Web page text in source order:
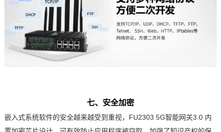
七、安全加密
嵌入式系统软件的安全越来越受到重视，FU2303 5G智能网关3.0 内